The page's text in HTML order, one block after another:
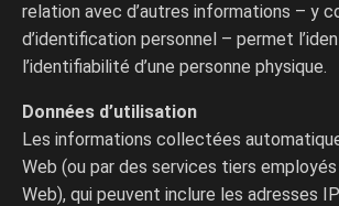
relation avec d’autres informations – y
d’identification personnel – permet
l’identifiabilité d’une personne physique.
Données d’utilisation
Les informations collectées
Web (ou par des services tiers
Web), qui peuvent inclure les adresses